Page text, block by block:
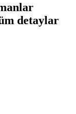
detaylar